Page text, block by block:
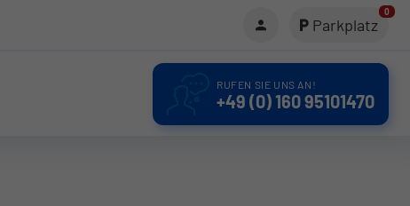
Parkplatz
0
RUFEN SIE UNS AN!
+49 (0) 160 95101470